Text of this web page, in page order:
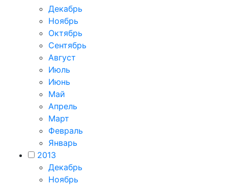
Декабрь
Ноябрь
Октябрь
Сентябрь
Август
Июль
Июнь
Май
Апрель
Март
Февраль
Январь
2013
Декабрь
Ноябрь